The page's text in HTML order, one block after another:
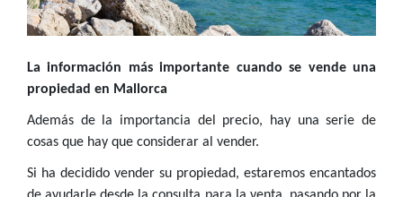
La información más importante cuando se vende una
propiedad en Mallorca
Además de la importancia del precio, hay una serie de
cosas que hay que considerar al vender.
Si ha decidido vender su propiedad, estaremos encantados